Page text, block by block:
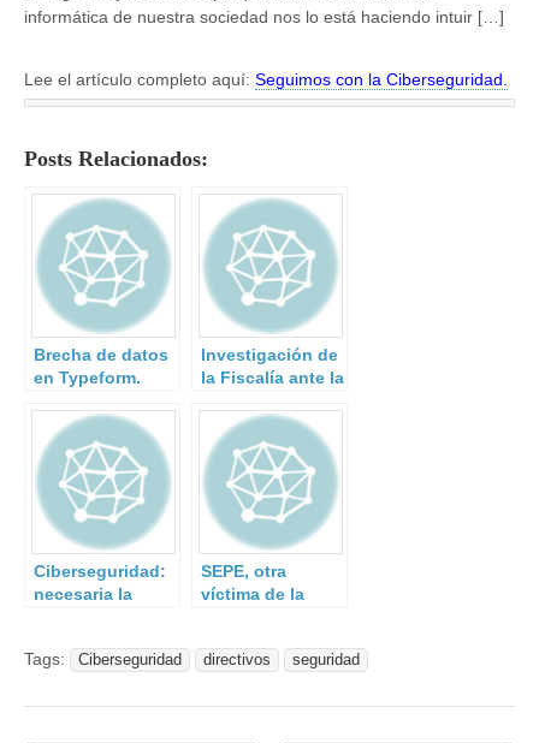
informática de nuestra sociedad nos lo está haciendo intuir […]
Lee el artículo completo aquí: Seguimos con la Ciberseguridad.
Posts Relacionados:
Brecha de datos
en Typeform.
Investigación de
la Fiscalía ante la
seguridad en el
procés
Ciberseguridad:
necesaria la
SEPE, otra
víctima de la
Tags:
Ciberseguridad directivos seguridad